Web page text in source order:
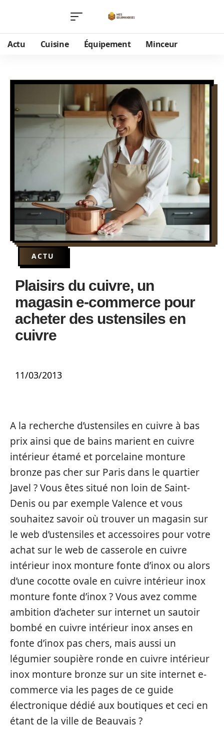
Actu Cuisine Équipement Minceur
ACTU
Plaisirs du cuivre, un
magasin e-commerce pour
acheter des ustensiles en
cuivre
11/03/2013
A la recherche d’ustensiles en cuivre à bas
prix ainsi que de bains marient en cuivre
intérieur étamé et porcelaine monture
bronze pas cher sur Paris dans le quartier
Javel ? Vous êtes situé non loin de Saint-
Denis ou par exemple Valence et vous
souhaitez savoir où trouver un magasin sur
le web d’ustensiles et accessoires pour votre
achat sur le web de casserole en cuivre
intérieur inox monture fonte d’inox ou alors
d’une cocotte ovale en cuivre intérieur inox
monture fonte d’inox ? Vous avez comme
ambition d’acheter sur internet un sautoir
bombé en cuivre intérieur inox anses en
fonte d’inox pas chers, mais aussi un
légumier soupière ronde en cuivre intérieur
inox monture bronze sur un site internet e-
commerce via les pages de ce guide
électronique dédié aux boutiques et ceci en
étant de la ville de Beauvais ?